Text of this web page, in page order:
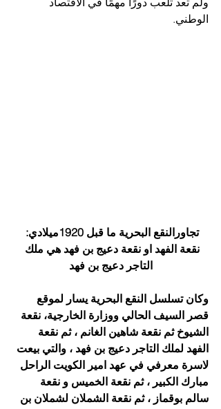
الوطني.
تجاورالنقع البحرية ما قبل 1920ميلادي:
نقعة الفهد او نقعة دعيج بن فهد هي ملك
التاجر دعيج بن فهد
وكان تسلسل النقع البحرية يسار لموقع
قصر السيف الحالي ووزارة الخارجية، نقعة
الشيوخ ثم نقعة شاهين الغانم ، ثم نقعة
الفهد لملك التاجر دعيج بن فهد ، والتي بيعت
لاسرة معرفي في عهد امير الكويت الراحل
مبارك الكبير ، ثم نقعة الخميس و نقعة
سالم بوقماز ، ثم نقعة الشملان لشملان بن